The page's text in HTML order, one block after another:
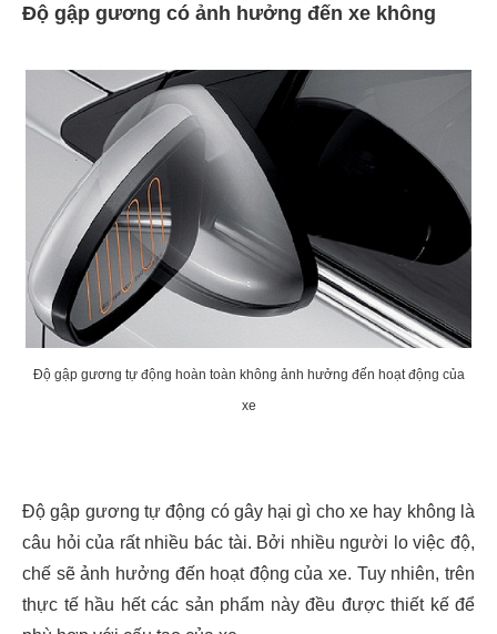
Độ gập gương có ảnh hưởng đến xe không
Độ gập gương tự động hoàn toàn không ảnh hưởng đến hoạt động của
xe
Độ gập gương tự động có gây hại gì cho xe hay không là
câu hỏi của rất nhiều bác tài. Bởi nhiều người lo việc độ,
chế sẽ ảnh hưởng đến hoạt động của xe. Tuy nhiên, trên
thực tế hầu hết các sản phẩm này đều được thiết kế để